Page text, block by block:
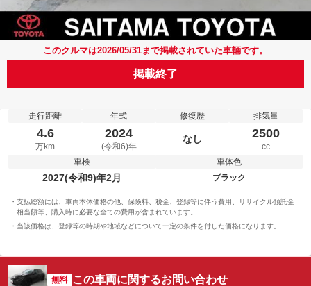
このクルマは2026/05/31まで掲載されていた車輛です。
掲載終了
走行距離
4.6
万km
年式
2024
(令和6)年
修復歴
なし
排気量
2500
cc
車検
2027(令和9)年2月
車体色
ブラック
支払総額には、車両本体価格の他、保険料、税金、登録等に伴う費用、リサイクル預託金
相当額等、購入時に必要な全ての費用が含まれています。
当該価格は、登録等の時期や地域などについて一定の条件を付した価格になります。
無料 この車両に関するお問い合わせ